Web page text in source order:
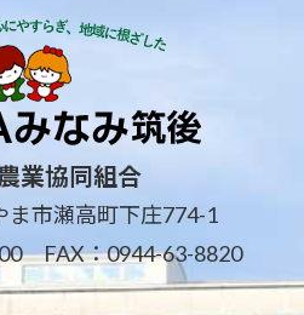
業協同組合
ま市瀬高町下庄774-1
FAX：0944-63-8820